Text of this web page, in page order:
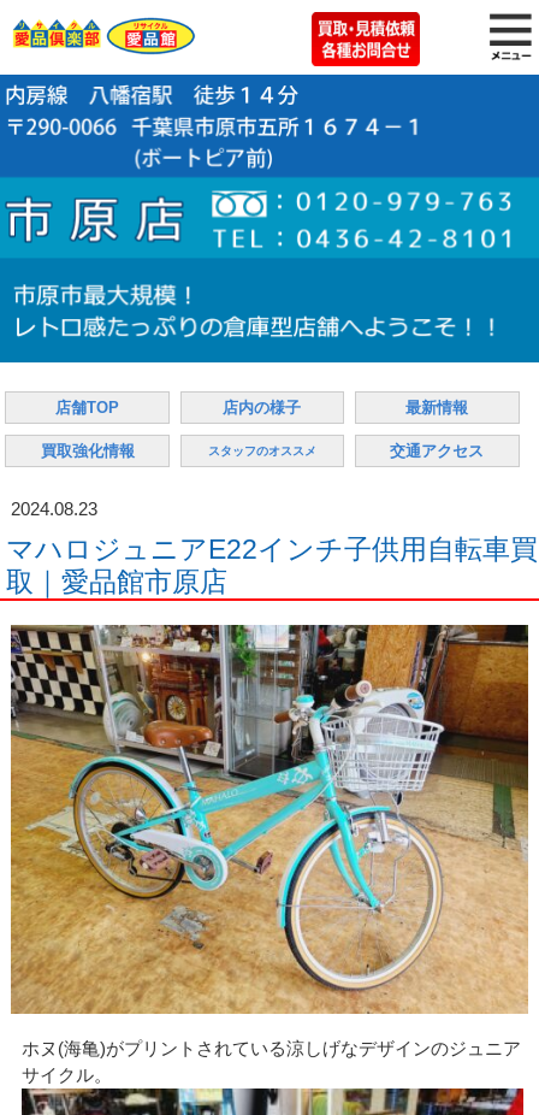
店舗TOP 店内の様子 最新情報
買取強化情報 スタッフのオススメ 交通アクセス
2024.08.23
マハロジュニアE22インチ子供用自転車買
取｜愛品館市原店
ホヌ(海亀)がプリントされている涼しげなデザインのジュニア
サイクル。